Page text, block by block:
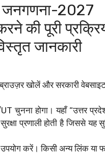
जनगणना-2027
की पूरी
जानकारी
खोलें और सरकारी
होगा। यहाँ “उत्तर
प्रणाली होती है जिससे यह
करें। किसी अन्य लिंक या